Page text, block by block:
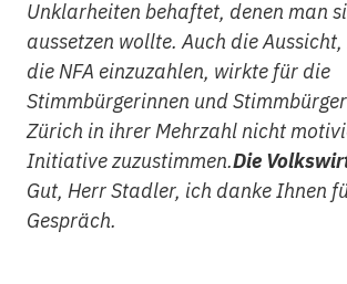
Unklarheiten behaftet, denen man
aussetzen wollte. Auch die
die NFA einzuzahlen, wirkte für die
Stimmbürgerinnen und
Zürich in ihrer Mehrzahl nicht
Initiative zuzustimmen.Die
Gut, Herr Stadler, ich danke Ihnen
Gespräch.